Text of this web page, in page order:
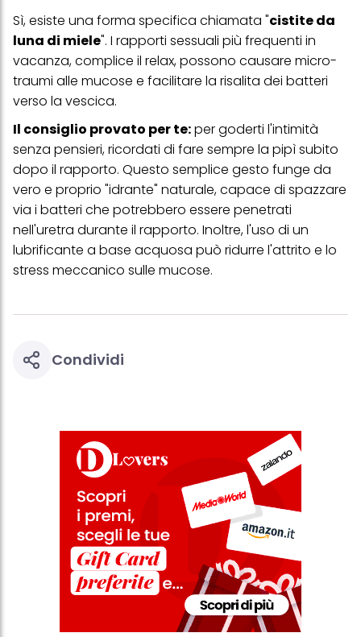
Sì, esiste una forma specifica chiamata "cistite da
luna di miele". I rapporti sessuali più frequenti in
vacanza, complice il relax, possono causare micro-
traumi alle mucose e facilitare la risalita dei batteri
verso la vescica.
Il consiglio provato per te:per goderti l'intimità
senza pensieri, ricordati di fare sempre la pipì subito
dopo il rapporto. Questo semplice gesto funge da
vero e proprio "idrante" naturale, capace di spazzare
via i batteri che potrebbero essere penetrati
nell'uretra durante il rapporto. Inoltre, l'uso di un
lubrificante a base acquosa può ridurre l'attrito e lo
stress meccanico sulle mucose.
Condividi